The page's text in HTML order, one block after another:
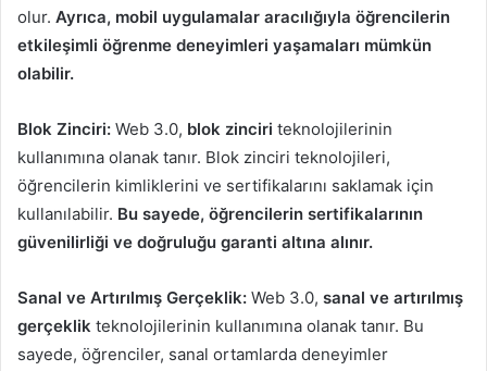
olur. Ayrıca, mobil uygulamalar aracılığıyla öğrencilerin
etkileşimli öğrenme deneyimleri yaşamaları mümkün
olabilir.
Blok Zinciri: Web 3.0, blok zinciri teknolojilerinin
kullanımına olanak tanır. Blok zinciri teknolojileri,
öğrencilerin kimliklerini ve sertifikalarını saklamak için
kullanılabilir. Bu sayede, öğrencilerin sertifikalarının
güvenilirliği ve doğruluğu garanti altına alınır.
Sanal ve Artırılmış Gerçeklik: Web 3.0, sanal ve artırılmış
gerçeklik teknolojilerinin kullanımına olanak tanır. Bu
sayede, öğrenciler, sanal ortamlarda deneyimler